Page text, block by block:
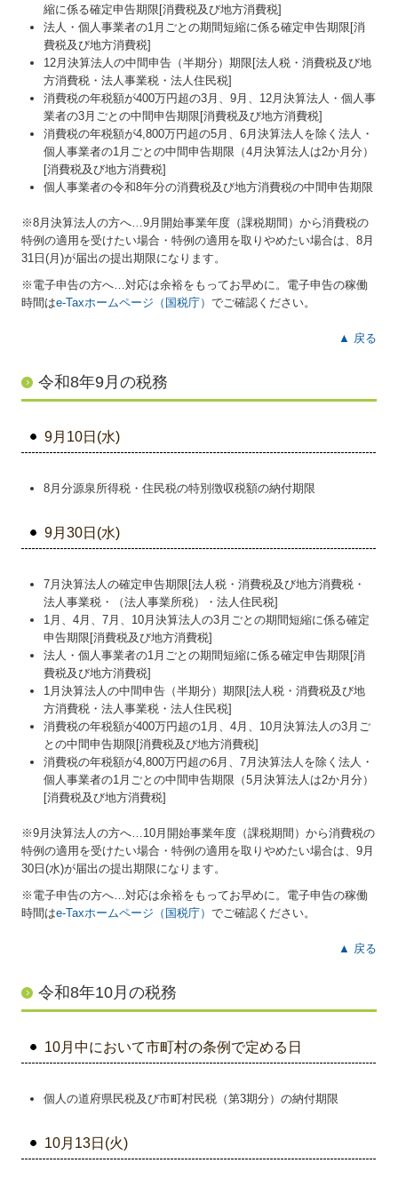
縮に係る確定申告期限[消費税及び地方消費税]
法人・個人事業者の1月ごとの期間短縮に係る確定申告期限[消
費税及び地方消費税]
12月決算法人の中間申告（半期分）期限[法人税・消費税及び地
方消費税・法人事業税・法人住民税]
消費税の年税額が400万円超の3月、9月、12月決算法人・個人事
業者の3月ごとの中間申告期限[消費税及び地方消費税]
消費税の年税額が4,800万円超の5月、6月決算法人を除く法人・
個人事業者の1月ごとの中間申告期限（4月決算法人は2か月分）
[消費税及び地方消費税]
個人事業者の令和8年分の消費税及び地方消費税の中間申告期限
※8月決算法人の方へ…9月開始事業年度（課税期間）から消費税の
特例の適用を受けたい場合・特例の適用を取りやめたい場合は、8月
31日(月)が届出の提出期限になります。
※電子申告の方へ…対応は余裕をもってお早めに。電子申告の稼働
時間はe-Taxホームページ（国税庁）でご確認ください。
▲ 戻る
令和8年9月の税務
9月10日(水)
8月分源泉所得税・住民税の特別徴収税額の納付期限
9月30日(水)
7月決算法人の確定申告期限[法人税・消費税及び地方消費税・
法人事業税・（法人事業所税）・法人住民税]
1月、4月、7月、10月決算法人の3月ごとの期間短縮に係る確定
申告期限[消費税及び地方消費税]
法人・個人事業者の1月ごとの期間短縮に係る確定申告期限[消
費税及び地方消費税]
1月決算法人の中間申告（半期分）期限[法人税・消費税及び地
方消費税・法人事業税・法人住民税]
消費税の年税額が400万円超の1月、4月、10月決算法人の3月ご
との中間申告期限[消費税及び地方消費税]
消費税の年税額が4,800万円超の6月、7月決算法人を除く法人・
個人事業者の1月ごとの中間申告期限（5月決算法人は2か月分）
[消費税及び地方消費税]
※9月決算法人の方へ…10月開始事業年度（課税期間）から消費税の
特例の適用を受けたい場合・特例の適用を取りやめたい場合は、9月
30日(水)が届出の提出期限になります。
※電子申告の方へ…対応は余裕をもってお早めに。電子申告の稼働
時間はe-Taxホームページ（国税庁）でご確認ください。
▲ 戻る
令和8年10月の税務
10月中において市町村の条例で定める日
個人の道府県民税及び市町村民税（第3期分）の納付期限
10月13日(火)